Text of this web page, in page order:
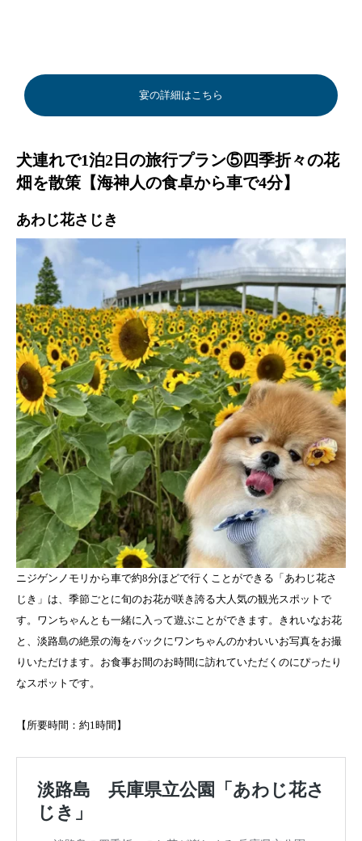
宴の詳細はこちら
犬連れで1泊2日の旅行プラン⑤四季折々の花
畑を散策【海神人の食卓から車で4分】
あわじ花さじき
ニジゲンノモリから車で約8分ほどで行くことができる「あわじ花さ
じき」は、季節ごとに旬のお花が咲き誇る大人気の観光スポットで
す。ワンちゃんとも一緒に入って遊ぶことができます。きれいなお花
と、淡路島の絶景の海をバックにワンちゃんのかわいいお写真をお撮
りいただけます。お食事お間のお時間に訪れていただくのにぴったり
なスポットです。
【所要時間：約1時間】